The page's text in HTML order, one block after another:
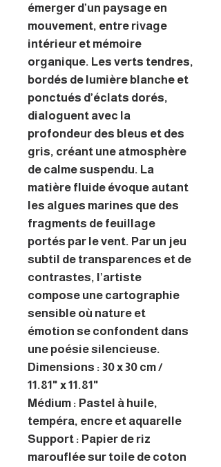
émerger d’un paysage en
mouvement, entre rivage
intérieur et mémoire
organique. Les verts tendres,
bordés de lumière blanche et
ponctués d’éclats dorés,
dialoguent avec la
profondeur des bleus et des
gris, créant une atmosphère
de calme suspendu. La
matière fluide évoque autant
les algues marines que des
fragments de feuillage
portés par le vent. Par un jeu
subtil de transparences et de
contrastes, l’artiste
compose une cartographie
sensible où nature et
émotion se confondent dans
une poésie silencieuse.
Dimensions : 30 x 30 cm /
11.81" x 11.81"
Médium : Pastel à huile,
tempéra, encre et aquarelle
Support : Papier de riz
marouflée sur toile de coton